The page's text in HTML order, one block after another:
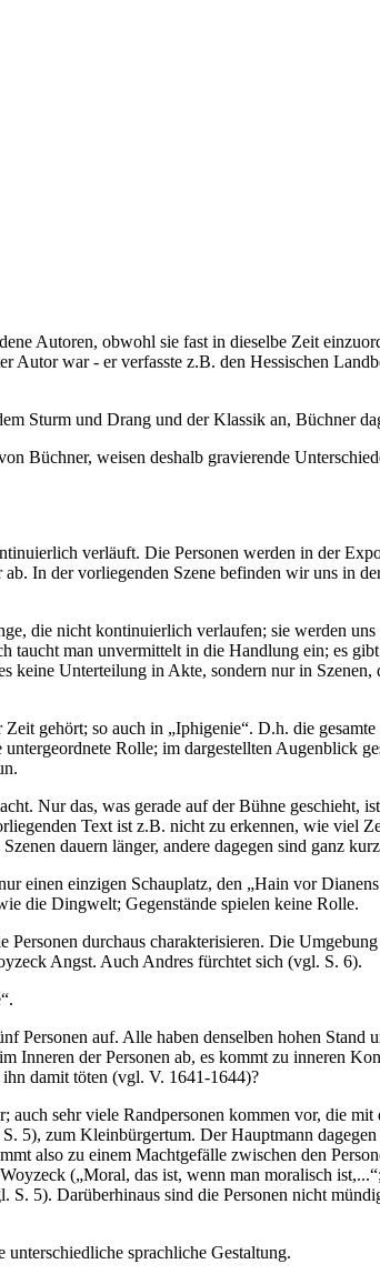
Autoren, obwohl sie fast in dieselbe Zeit
war - er verfasste z.B. den Hessischen
Sturm und Drang und der Klassik an, Büchner
Büchner, weisen deshalb gravierende
verläuft. Die Personen werden in der
In der vorliegenden Szene befinden wir uns in
die nicht kontinuierlich verlaufen; sie werden
taucht man unvermittelt in die Handlung ein; es
keine Unterteilung in Akte, sondern nur in
gehört; so auch in „Iphigenie“. D.h. die
Rolle; im dargestellten Augenblick
Nur das, was gerade auf der Bühne geschieht,
Text ist z.B. nicht zu erkennen, wie viel
dauern länger, andere dagegen sind ganz
einen einzigen Schauplatz, den „Hain vor
die Dingwelt; Gegenstände spielen keine Rolle.
Personen durchaus charakterisieren. Die
Angst. Auch Andres fürchtet sich (vgl. S. 6).
Personen auf. Alle haben denselben hohen
der Personen ab, es kommt zu inneren
damit töten (vgl. V. 1641-1644)?
sehr viele Randpersonen kommen vor, die
5), zum Kleinbürgertum. Der Hauptmann
also zu einem Machtgefälle zwischen den
(„Moral, das ist, wenn man moralisch
S. 5). Darüberhinaus sind die Personen nicht
sprachliche Gestaltung.